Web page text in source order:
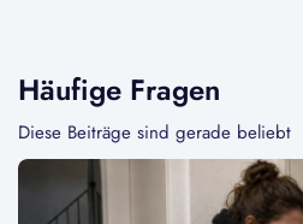
Häufige Fragen
Diese Beiträge sind gerade beliebt